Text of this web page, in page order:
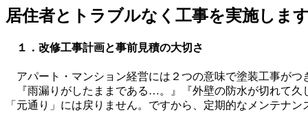
居住者とトラブルなく工事を実施しま
１．改修工事計画と事前見積の大切さ
アパート・マンション経営には２つの意味で塗装工事がつ
『雨漏りがしたままである…。』『外壁の防水が切れて久
「元通り」には戻りません。ですから、定期的なメンテナ